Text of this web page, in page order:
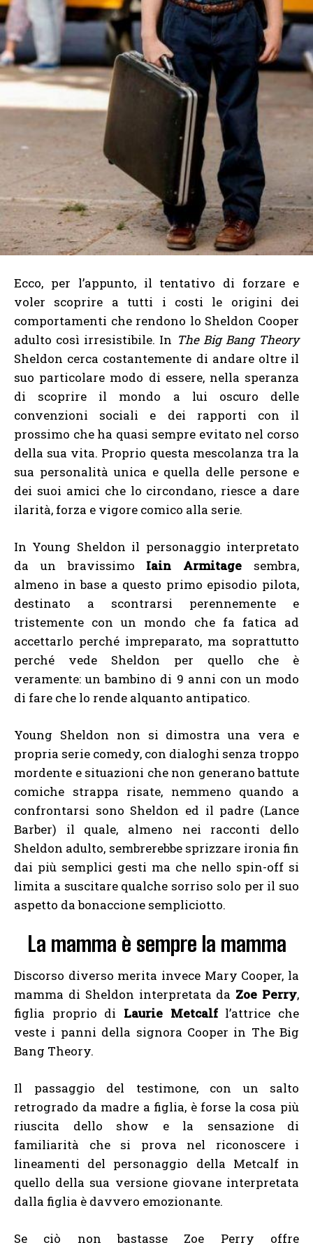
Ecco, per l’appunto, il tentativo di forzare e
voler scoprire a tutti i costi le origini dei
comportamenti che rendono lo Sheldon Cooper
adulto così irresistibile. In The Big Bang Theory
Sheldon cerca costantemente di andare oltre il
suo particolare modo di essere, nella speranza
di scoprire il mondo a lui oscuro delle
convenzioni sociali e dei rapporti con il
prossimo che ha quasi sempre evitato nel corso
della sua vita. Proprio questa mescolanza tra la
sua personalità unica e quella delle persone e
dei suoi amici che lo circondano, riesce a dare
ilarità, forza e vigore comico alla serie.
In Young Sheldon il personaggio interpretato
da un bravissimo Iain Armitage sembra,
almeno in base a questo primo episodio pilota,
destinato a scontrarsi perennemente e
tristemente con un mondo che fa fatica ad
accettarlo perché impreparato, ma soprattutto
perché vede Sheldon per quello che è
veramente: un bambino di 9 anni con un modo
di fare che lo rende alquanto antipatico.
Young Sheldon non si dimostra una vera e
propria serie comedy, con dialoghi senza troppo
mordente e situazioni che non generano battute
comiche strappa risate, nemmeno quando a
confrontarsi sono Sheldon ed il padre (Lance
Barber) il quale, almeno nei racconti dello
Sheldon adulto, sembrerebbe sprizzare ironia fin
dai più semplici gesti ma che nello spin-off si
limita a suscitare qualche sorriso solo per il suo
aspetto da bonaccione sempliciotto.
La mamma è sempre la mamma
Discorso diverso merita invece Mary Cooper, la
mamma di Sheldon interpretata da Zoe Perry,
figlia proprio di Laurie Metcalf l’attrice che
veste i panni della signora Cooper in The Big
Bang Theory.
Il passaggio del testimone, con un salto
retrogrado da madre a figlia, è forse la cosa più
riuscita dello show e la sensazione di
familiarità che si prova nel riconoscere i
lineamenti del personaggio della Metcalf in
quello della sua versione giovane interpretata
dalla figlia è davvero emozionante.
Se ciò non bastasse Zoe Perry offre